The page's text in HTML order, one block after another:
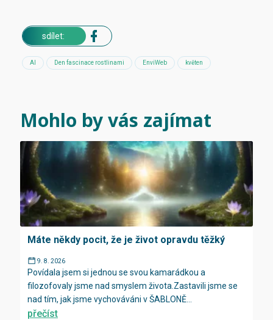
sdílet:
AI Den fascinace rostlinami EnviWeb květen
Mohlo by vás zajímat
Máte někdy pocit, že je život opravdu těžký
9. 8. 2026
Povídala jsem si jednou se svou kamarádkou a
filozofovaly jsme nad smyslem života.Zastavili jsme se
nad tím, jak jsme vychováváni v ŠABLONĚ...
přečíst